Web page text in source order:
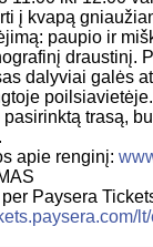
į kvapą
paupio ir
draustinį.
dalyviai galės
poilsiavietėje.
trasą,
apie renginį:
Paysera